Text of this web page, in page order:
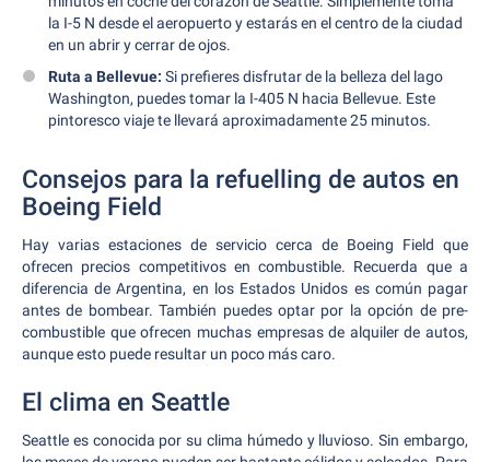
la I-5 N desde el aeropuerto y estarás en el centro de la ciudad
en un abrir y cerrar de ojos.
Ruta a Bellevue: Si prefieres disfrutar de la belleza del lago
Washington, puedes tomar la I-405 N hacia Bellevue. Este
pintoresco viaje te llevará aproximadamente 25 minutos.
Consejos para la refuelling de autos en
Boeing Field
Hay varias estaciones de servicio cerca de Boeing Field que
ofrecen precios competitivos en combustible. Recuerda que a
diferencia de Argentina, en los Estados Unidos es común pagar
antes de bombear. También puedes optar por la opción de pre-
combustible que ofrecen muchas empresas de alquiler de autos,
aunque esto puede resultar un poco más caro.
El clima en Seattle
Seattle es conocida por su clima húmedo y lluvioso. Sin embargo,